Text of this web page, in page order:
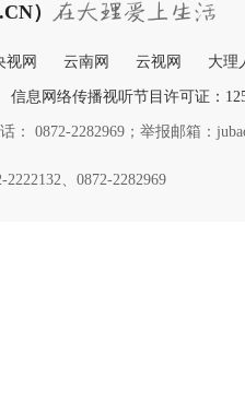
）
视网 云南网 云视网 大理
信息网络传播视听节目许可证：
0872-2282969；举报邮箱：
、0872-2282969